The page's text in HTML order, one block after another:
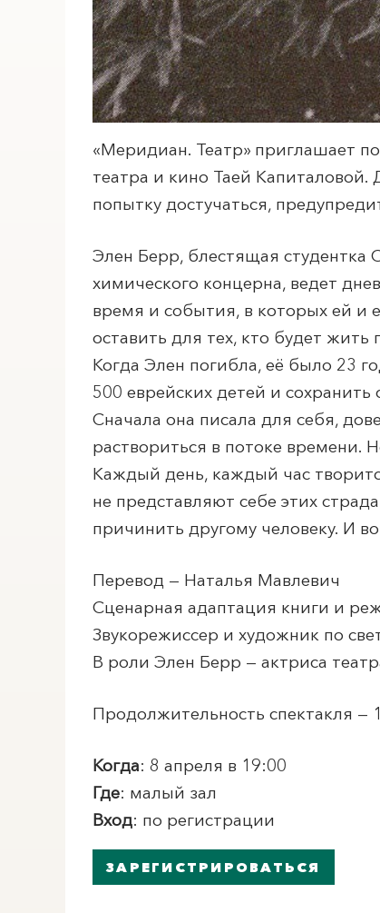
ПОИСК ПО
«Меридиан. Театр» приглашает
театра и кино Таей Капиталовой.
попытку достучаться,
Элен Берр, блестящая студентка
химического концерна, ведет
время и события, в которых ей и
оставить для тех, кто будет
Когда Элен погибла, её было 23
500 еврейских детей и сохранить
Сначала она писала для себя,
раствориться в потоке времени.
Каждый день, каждый час
не представляют себе этих
причинить другому человеку. И
Перевод — Наталья Мавлевич
Сценарная адаптация книги и
Звукорежиссер и художник по
В роли Элен Берр — актриса
Продолжительность спектакля —
Когда: 8 апреля в 19:00
Где: малый зал
Вход: по регистрации
ЗАРЕГИСТРИРОВАТЬСЯ